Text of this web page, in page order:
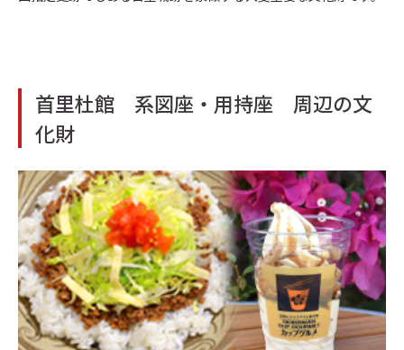
首里杜館 系図座・用持座 周辺の文
化財